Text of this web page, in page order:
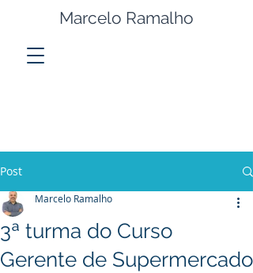
Marcelo Ramalho
Post
3ª turma do Curso
Gerente de Supermercado
Marcelo Ramalho